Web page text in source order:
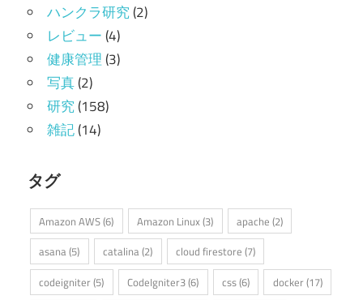
ハンクラ研究(2)
レビュー(4)
健康管理(3)
写真(2)
研究(158)
雑記(14)
タグ
Amazon AWS(6) Amazon Linux(3) apache (2)
asana (5) catalina (2) cloud firestore (7)
codeigniter (5) CodeIgniter3(6) css(6) docker (17)